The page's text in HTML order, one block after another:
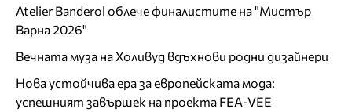
Atelier Banderol облече финалистите на "Мистър
Варна 2026"
Вечната муза на Холивуд вдъхнови родни дизайнери
Нова устойчива ера за европейската мода:
успешният завършек на проекта FEA-VEE